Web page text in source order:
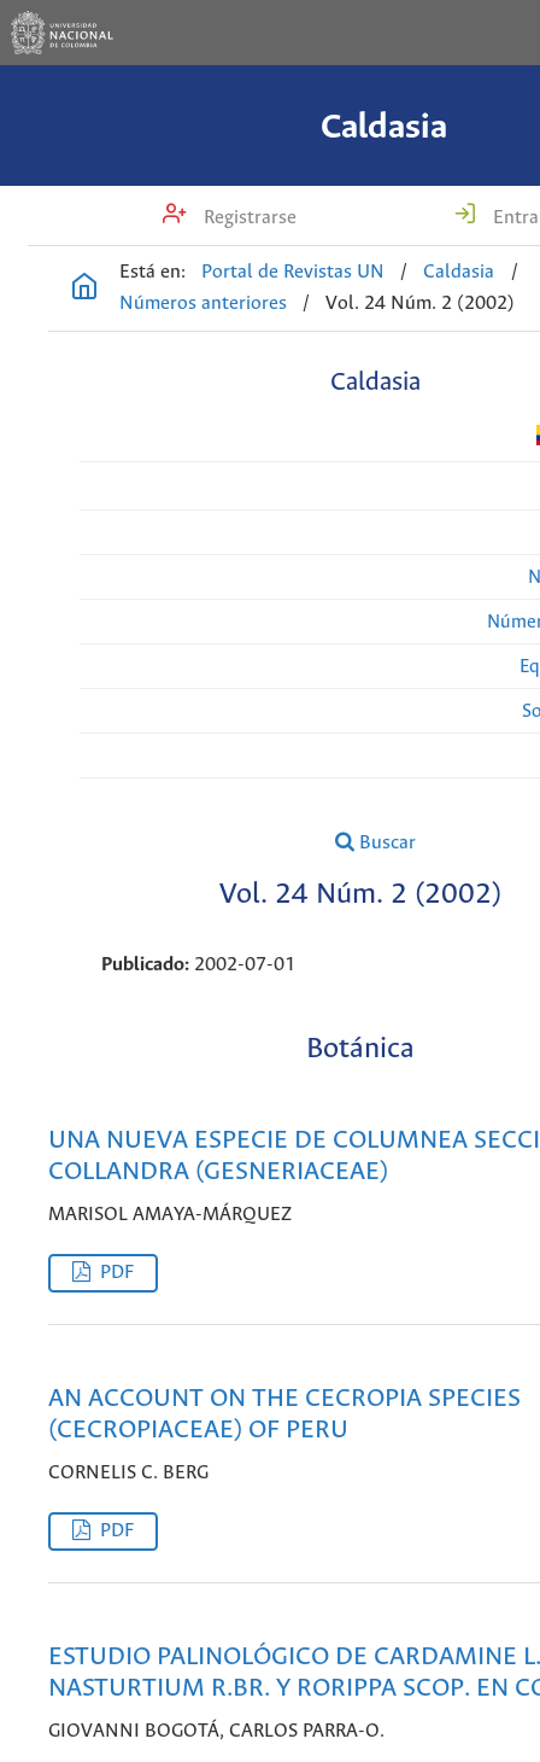
Caldasia
Registrarse
Está en: Portal de Revistas UN / Caldasia
/
Números anteriores
/ Vol. 24 Núm. 2 (2002)
Caldasia
Buscar
Vol. 24 Núm. 2 (2002)
Publicado: 2002-07-01
Botánica
UNA NUEVA ESPECIE DE COLUMNEA
COLLANDRA (GESNERIACEAE)
MARISOL AMAYA-MÁRQUEZ
PDF
AN ACCOUNT ON THE CECROPIA SPECIES
(CECROPIACEAE) OF PERU
CORNELIS C. BERG
PDF
ESTUDIO PALINOLÓGICO DE CARDAMINE
NASTURTIUM R.BR. Y RORIPPA SCOP. EN
GIOVANNI BOGOTÁ, CARLOS PARRA-O.